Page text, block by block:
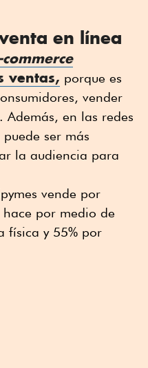
en línea
commerce
ventas, porque es
vender
Además, en las redes
ser más
la audiencia para
vende por
hace por medio de
física y 55% por